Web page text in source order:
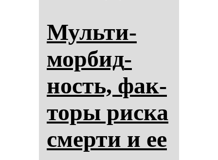
Муль­ти­
мор­бид­
ность, фак­
то­ры рис­ка
смер­ти и ее